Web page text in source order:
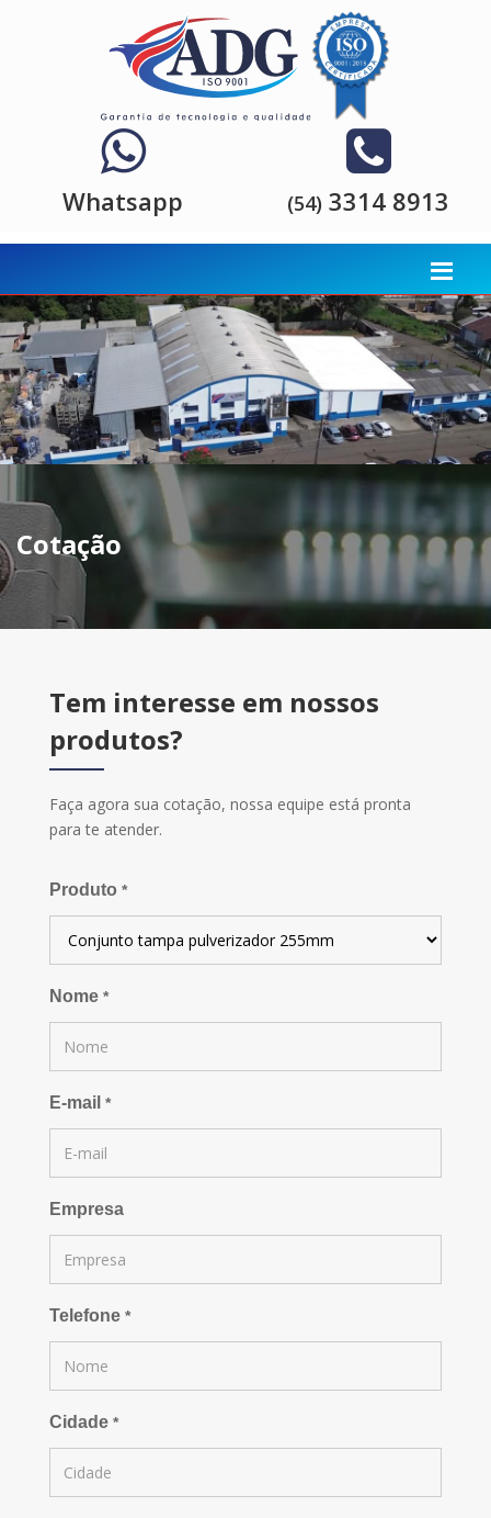
Whatsapp (54) 3314 8913
Cotação
Tem interesse em nossos
produtos?
Faça agora sua cotação, nossa equipe está pronta
para te atender.
Produto *
Nome *
E-mail *
Empresa
Telefone *
Cidade *